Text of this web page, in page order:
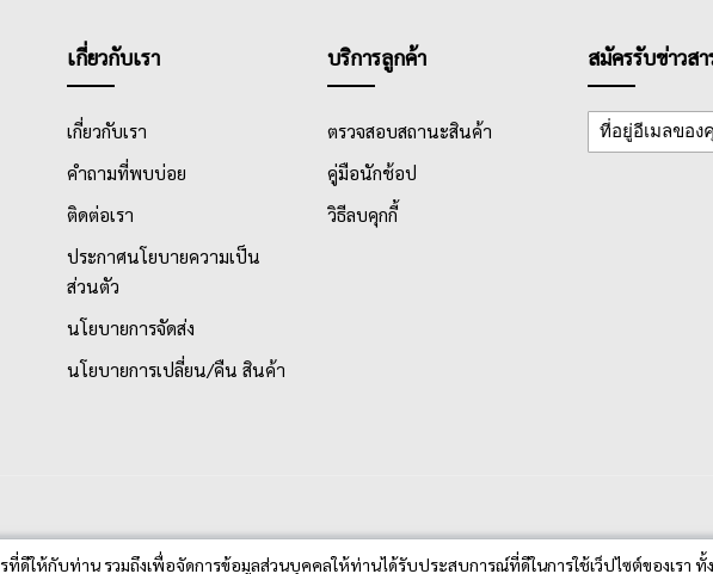
ดีให้กับท่าน รวมถึงเพื่อจัดการข้อมูลส่วนบุคคลให้ท่านได้รับประสบการณ์ที่ดีในการใช้เว็ปไซต์ของเรา
เกี่ยวกับเรา
เกี่ยวกับเรา
คำถามที่พบบ่อย
ติดต่อเรา
ประกาศนโยบายความเป็น
ส่วนตัว
นโยบายการจัดส่ง
นโยบายการเปลี่ยน/คืน สินค้า
บริการลูกค้า
ตรวจสอบสถานะสินค้า
คู่มือนักช้อป
วิธีลบคุกกี้
สมัครรับข่าวสา